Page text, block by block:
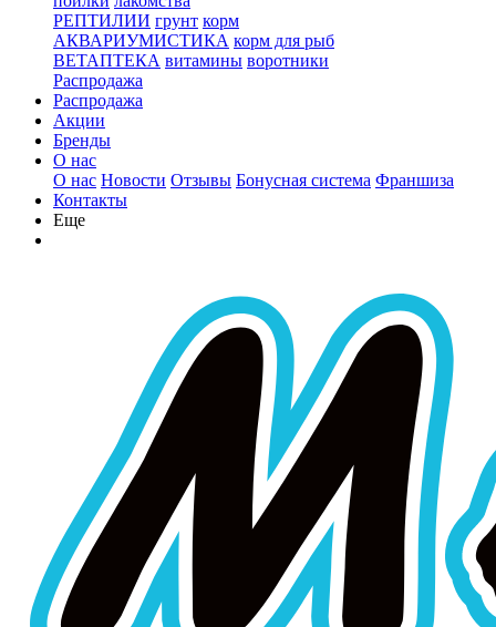
РЕПТИЛИИ грунт корм
АКВАРИУМИСТИКА корм для рыб
ВЕТАПТЕКА витамины воротники
Распродажа
Распродажа
Акции
Бренды
О нас
О нас Новости Отзывы Бонусная система Франшиза
Контакты
Еще